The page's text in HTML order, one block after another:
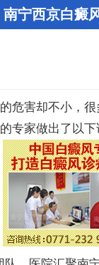
南宁西京白癜
危害却不小，
的专家做出了以下